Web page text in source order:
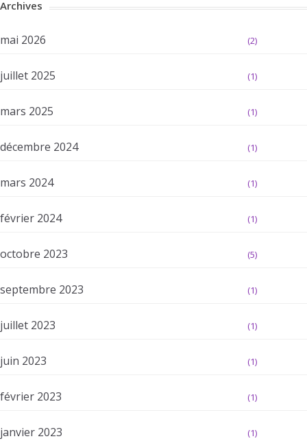
Archives
mai 2026 (2)
juillet 2025 (1)
mars 2025 (1)
décembre 2024 (1)
mars 2024 (1)
février 2024 (1)
octobre 2023 (5)
septembre 2023 (1)
juillet 2023 (1)
juin 2023 (1)
février 2023 (1)
janvier 2023 (1)